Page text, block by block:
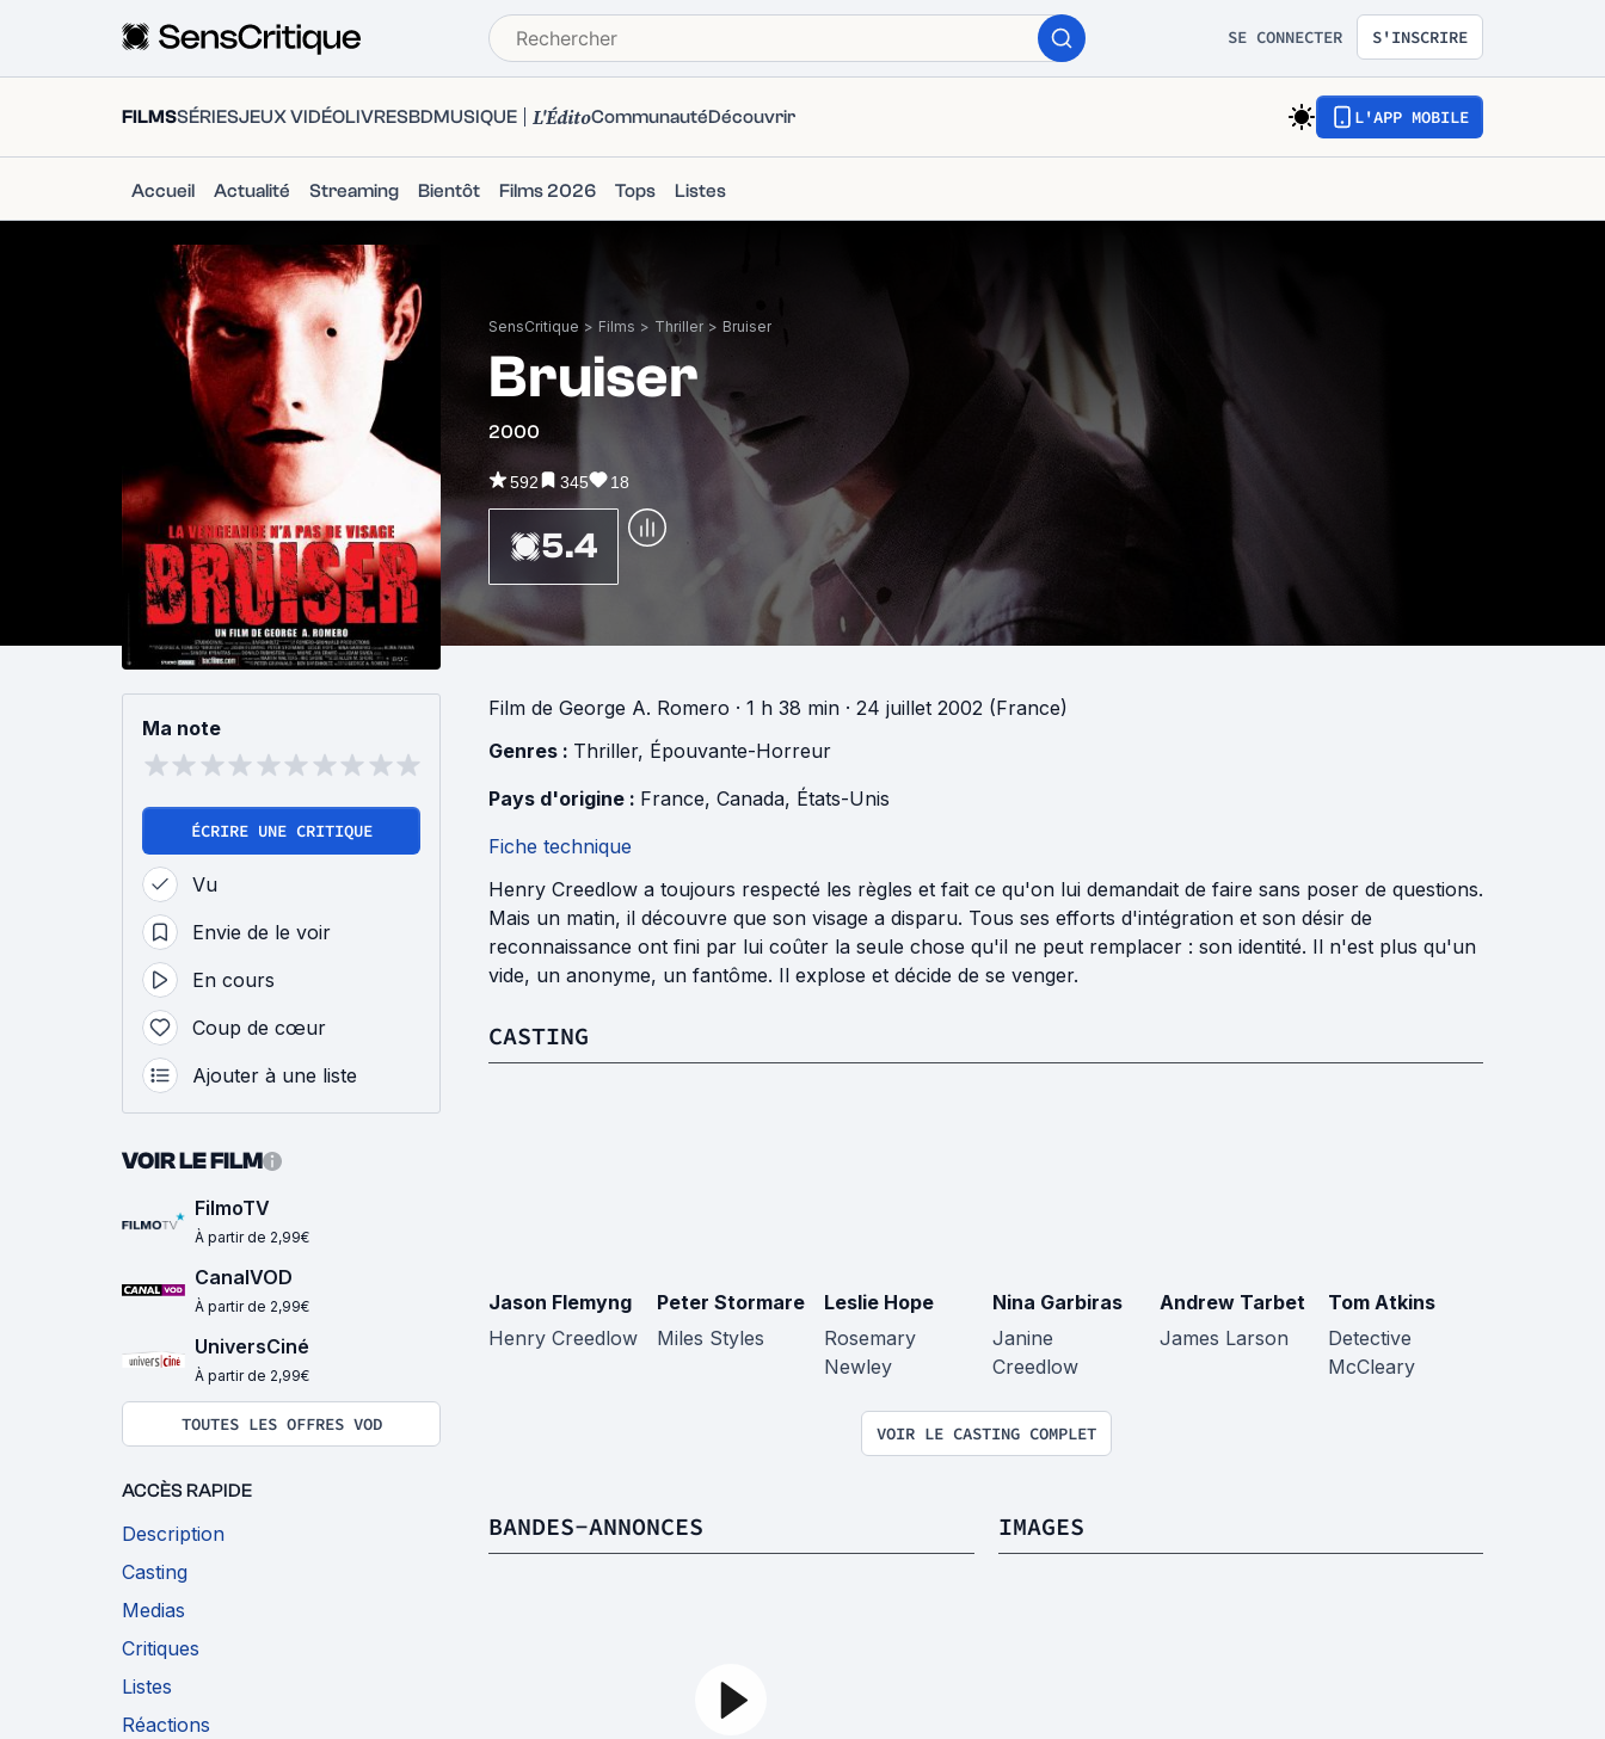
SE CONNECTER S'INSCRIRE
FILMSSÉRIESJEUX VIDÉOLIVRESBDMUSIQUE L'ÉditoCommunautéDécouvrir L'APP MOBILE
Accueil Actualité Streaming Bientôt Films 2026 Tops Listes
SensCritique > Films > Thriller > Bruiser
Bruiser
2000
592 345 18
5.4
Ma note
ÉCRIRE UNE CRITIQUE
Vu
Envie de le voir
En cours
Coup de cœur
Ajouter à une liste
VOIR LE FILM
FilmoTV
À partir de 2,99€
CanalVOD
À partir de 2,99€
UniversCiné
À partir de 2,99€
TOUTES LES OFFRES VOD
ACCÈS RAPIDE
Description
Casting
Medias
Critiques
Listes
Réactions
Film de George A. Romero · 1 h 38 min · 24 juillet 2002 (France)
Genres : Thriller, Épouvante-Horreur
Pays d'origine : France, Canada, États-Unis
Fiche technique
Henry Creedlow a toujours respecté les règles et fait ce qu'on lui demandait de faire sans poser de questions.
Mais un matin, il découvre que son visage a disparu. Tous ses efforts d'intégration et son désir de
reconnaissance ont fini par lui coûter la seule chose qu'il ne peut remplacer : son identité. Il n'est plus qu'un
vide, un anonyme, un fantôme. Il explose et décide de se venger.
CASTING
Jason Flemyng
Henry Creedlow
Peter Stormare
Miles Styles
Leslie Hope
Rosemary
Newley
Nina Garbiras
Janine
Creedlow
Andrew Tarbet
James Larson
Tom Atkins
Detective
McCleary
VOIR LE CASTING COMPLET
BANDES-ANNONCES IMAGES